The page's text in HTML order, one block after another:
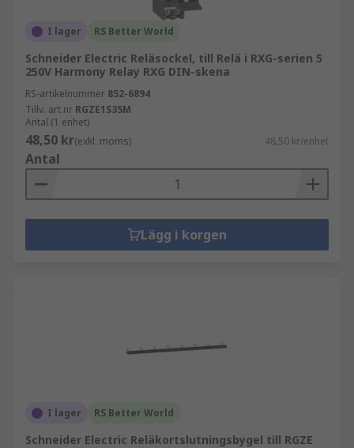
I lager RS Better World
Schneider Electric Reläsockel, till Relä i RXG-serien 5
250V Harmony Relay RXG DIN-skena
RS-artikelnummer 852-6894
Tillv. art.nr RGZE1S35M
Antal (1 enhet)
48,50 kr(exkl. moms) 48,50 kr/enhet
Antal
Lägg i korgen
I lager RS Better World
Schneider Electric Reläkortslutningsbygel till RGZE